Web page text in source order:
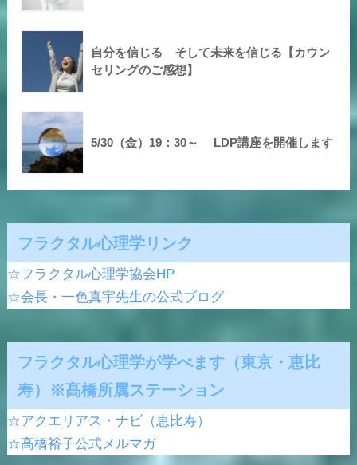
自分を信じる そして未来を信じる【カウン
セリングのご感想】
5/30（金）19：30～ LDP講座を開催します
フラクタル心理学リンク
☆フラクタル心理学協会HP
☆会長・一色真宇先生の公式ブログ
フラクタル心理学が学べます（東京・恵比
寿）※髙橋所属ステーション
☆アクエリアス・ナビ（恵比寿）
☆高橋裕子公式メルマガ